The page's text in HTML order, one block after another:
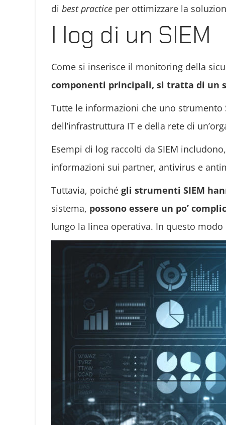
di best practice per ottimizzare la
I log di un SIEM
Come si inserisce il monitoring della
componenti principali, si tratta di un
Tutte le informazioni che uno strumento
dell’infrastruttura IT e della rete di
Esempi di log raccolti da SIEM
informazioni sui partner, antivirus e
Tuttavia, poiché gli strumenti SIEM
sistema, possono essere un po’
lungo la linea operativa. In questo